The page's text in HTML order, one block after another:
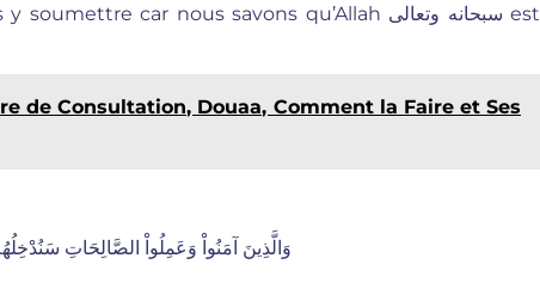
soumettre car nous savons qu’Allah
سبحانه وتعالىest
de Consultation, Douaa, Comment la Faire et Ses
وَالَّذِينَ آمَنُواْ وَعَمِلُواْ الصَّالِحَاتِ